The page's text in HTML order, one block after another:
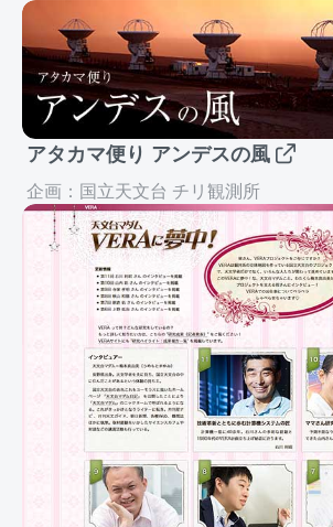
アタカマ便り アンデスの風
企画：国立天文台 チリ観測所